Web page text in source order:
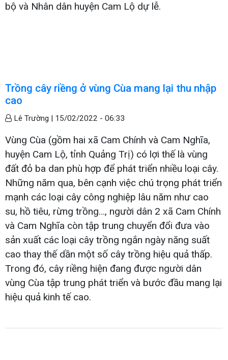
bộ và Nhân dân huyện Cam Lộ dự lễ.
Trồng cây riềng ở vùng Cùa mang lại thu nhập
cao
Lê Trường | 15/02/2022 - 06:33
Vùng Cùa (gồm hai xã Cam Chính và Cam Nghĩa,
huyện Cam Lộ, tỉnh Quảng Trị) có lợi thế là vùng
đất đỏ ba dan phù hợp để phát triển nhiều loại cây.
Những năm qua, bên cạnh việc chú trọng phát triển
mạnh các loại cây công nghiệp lâu năm như cao
su, hồ tiêu, rừng trồng…, người dân 2 xã Cam Chính
và Cam Nghĩa còn tập trung chuyển đổi đưa vào
sản xuất các loại cây trồng ngắn ngày năng suất
cao thay thế dần một số cây trồng hiệu quả thấp.
Trong đó, cây riềng hiện đang được người dân
vùng Cùa tập trung phát triển và bước đầu mang lại
hiệu quả kinh tế cao.